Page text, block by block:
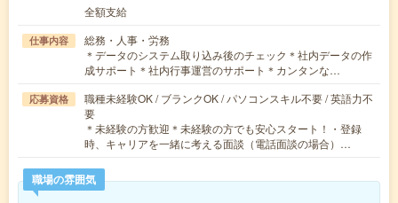
全額支給
仕事内容
総務・人事・労務
＊データのシステム取り込み後のチェック＊社内データの作
成サポート＊社内行事運営のサポート＊カンタンな…
応募資格
職種未経験OK / ブランクOK / パソコンスキル不要 / 英語力不
要
＊未経験の方歓迎＊未経験の方でも安心スタート！・登録
時、キャリアを一緒に考える面談（電話面談の場合）…
職場の雰囲気